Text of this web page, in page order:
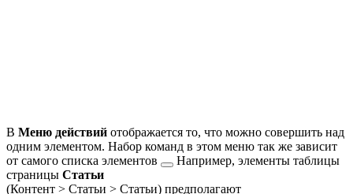
В Меню действий отображается то, что можно совершить над
одним элементом. Набор команд в этом меню так же зависит
от самого списка элементов
Например, элементы таблицы
страницы Статьи
(Контент > Статьи > Статьи) предполагают